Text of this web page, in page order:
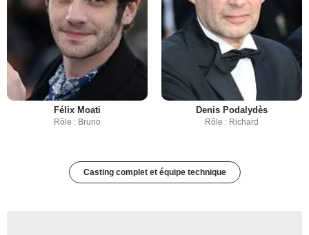
Félix Moati
Rôle : Bruno
Denis Podalydès
Rôle : Richard
Casting complet et équipe technique